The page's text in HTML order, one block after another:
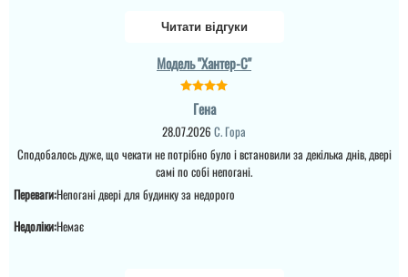
Читати відгуки
Модель "Хантер-С"
Гена
28.07.2026 С. Гора
Сподобалось дуже, що чекати не потрібно було і встановили за декілька днів, двері
самі по собі непогані.
Переваги:Непогані двері для будинку за недорого
Недоліки:Немає